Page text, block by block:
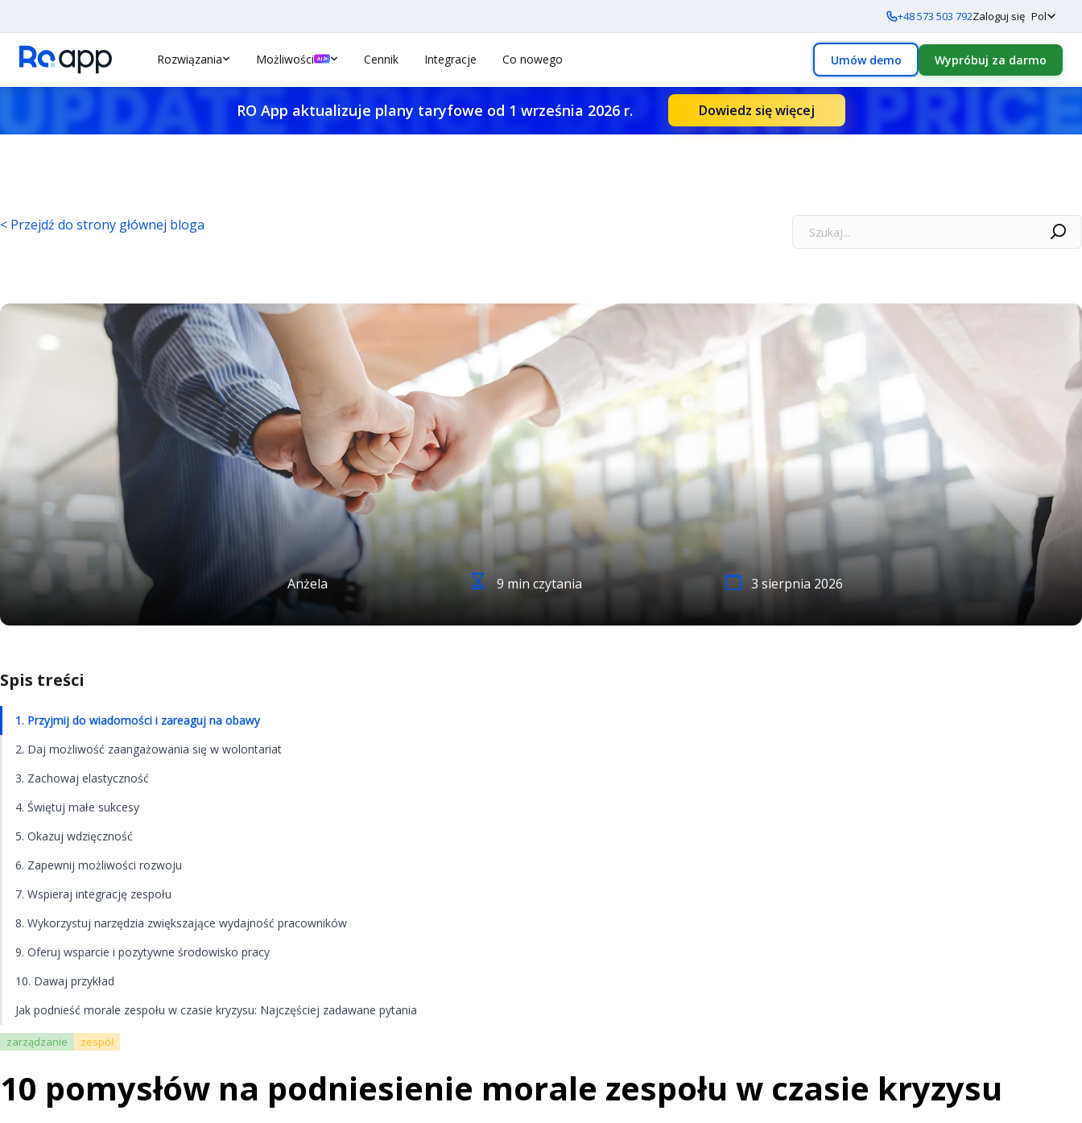
+48 573 503 792Zaloguj się Pol
Rozwiązania Możliwości Cennik Integracje Co nowego Umów demo Wypróbuj za darmo
RO App aktualizuje plany taryfowe od 1 września 2026 r. Dowiedz się więcej
< Przejdź do strony głównej bloga
Anżela 9 min czytania 3 sierpnia 2026
Spis treści
1. Przyjmij do wiadomości i zareaguj na obawy
2. Daj możliwość zaangażowania się w wolontariat
3. Zachowaj elastyczność
4. Świętuj małe sukcesy
5. Okazuj wdzięczność
6. Zapewnij możliwości rozwoju
7. Wspieraj integrację zespołu
8. Wykorzystuj narzędzia zwiększające wydajność pracowników
9. Oferuj wsparcie i pozytywne środowisko pracy
10. Dawaj przykład
Jak podnieść morale zespołu w czasie kryzysu: Najczęściej zadawane pytania
zarządzanie zespół
10 pomysłów na podniesienie morale zespołu w czasie kryzysu